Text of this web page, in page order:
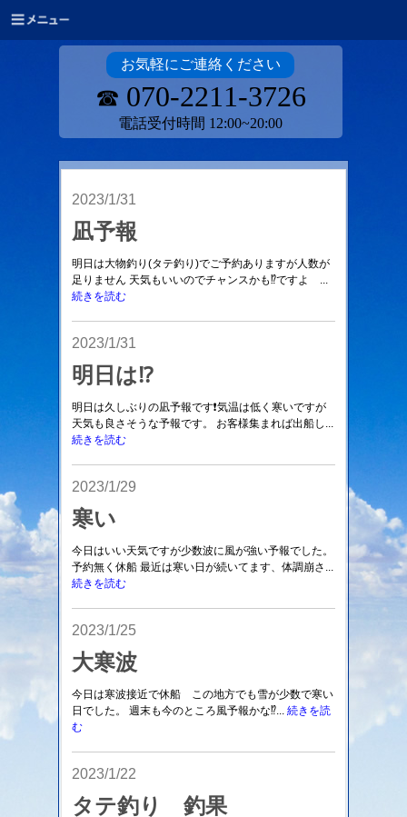
お気軽にご連絡ください
☎ 070-2211-3726
電話受付時間 12:00~20:00
2023/1/31
凪予報
明日は大物釣り(タテ釣り)でご予約ありますが人数が
足りません 天気もいいのでチャンスかも⁉️ですよ ...
続きを読む
2023/1/31
明日は⁉️
明日は久しぶりの凪予報です❗気温は低く寒いですが
天気も良さそうな予報です。 お客様集まれば出船し...
続きを読む
2023/1/29
寒い
今日はいい天気ですが少数波に風が強い予報でした。
予約無く休船 最近は寒い日が続いてます、体調崩さ...
続きを読む
2023/1/25
大寒波
今日は寒波接近で休船 この地方でも雪が少数で寒い
日でした。 週末も今のところ風予報かな⁉️... 続きを読
む
2023/1/22
タテ釣り 釣果